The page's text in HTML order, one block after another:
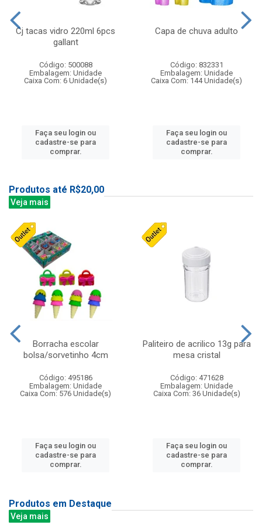
Cj tacas vidro 220ml 6pcs
gallant
Código: 500088
Embalagem: Unidade
Caixa Com: 6 Unidade(s)
Faça seu login ou
cadastre-se para
comprar.
Capa de chuva adulto
Código: 832331
Embalagem: Unidade
Caixa Com: 144 Unidade(s)
Faça seu login ou
cadastre-se para
comprar.
Produtos até R$20,00
Veja mais
Borracha escolar
bolsa/sorvetinho 4cm
Código: 495186
Embalagem: Unidade
Caixa Com: 576 Unidade(s)
Faça seu login ou
cadastre-se para
comprar.
Paliteiro de acrilico 13g para
mesa cristal
Código: 471628
Embalagem: Unidade
Caixa Com: 36 Unidade(s)
Faça seu login ou
cadastre-se para
comprar.
Produtos em Destaque
Veja mais